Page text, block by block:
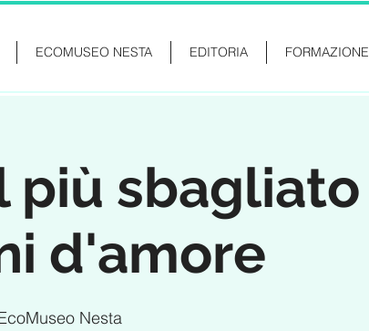
ECOMUSEO NESTA EDITORIA FORMAZIONE
più sbagliato
d'amore
Nesta